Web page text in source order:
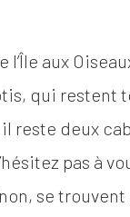
aux
qui restent
reste deux
pas à
se trouvent